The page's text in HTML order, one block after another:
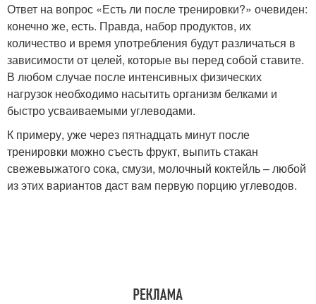
Ответ на вопрос «Есть ли после тренировки?» очевиден:
конечно же, есть. Правда, набор продуктов, их
количество и время употребления будут различаться в
зависимости от целей, которые вы перед собой ставите.
В любом случае после интенсивных физических
нагрузок необходимо насытить организм белками и
быстро усваиваемыми углеводами.
К примеру, уже через пятнадцать минут после
тренировки можно съесть фрукт, выпить стакан
свежевыжатого сока, смузи, молочный коктейль – любой
из этих вариантов даст вам первую порцию углеводов.